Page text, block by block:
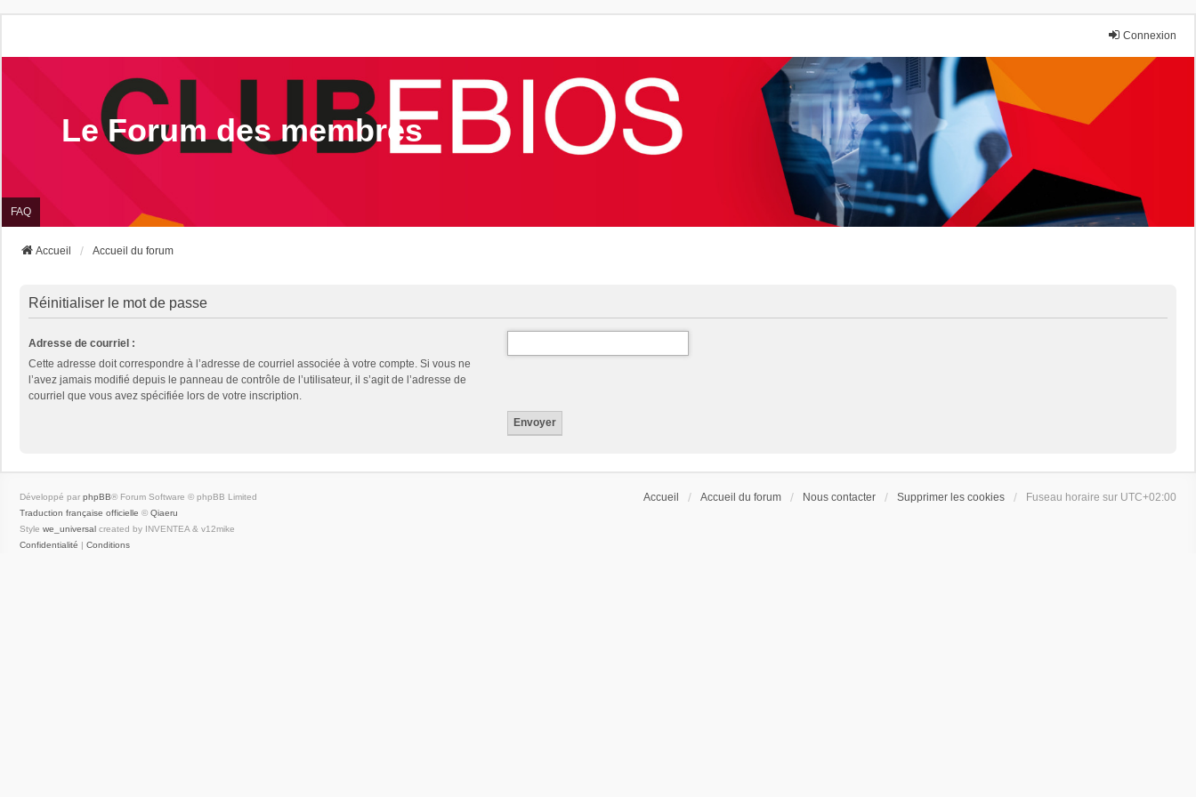
Connexion
Le Forum des membres
FAQ
Accueil Accueil du forum
Réinitialiser le mot de passe
Adresse de courriel :
Cette adresse doit correspondre à l’adresse de courriel associée à votre compte. Si vous ne
l’avez jamais modifié depuis le panneau de contrôle de l’utilisateur, il s’agit de l’adresse de
courriel que vous avez spécifiée lors de votre inscription.
Accueil Accueil du forum Nous contacter Supprimer les cookies Fuseau horaire sur UTC+02:00
Développé par phpBB® Forum Software © phpBB Limited
Traduction française officielle © Qiaeru
Style we_universal created by INVENTEA & v12mike
Confidentialité | Conditions